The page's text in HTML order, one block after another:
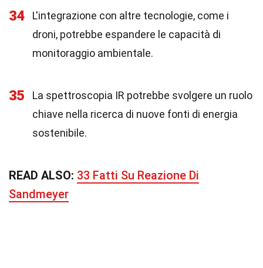
34
L'integrazione con altre tecnologie, come i
droni, potrebbe espandere le capacità di
monitoraggio ambientale.
35
La spettroscopia IR potrebbe svolgere un ruolo
chiave nella ricerca di nuove fonti di energia
sostenibile.
READ ALSO: 33 Fatti Su Reazione Di
Sandmeyer